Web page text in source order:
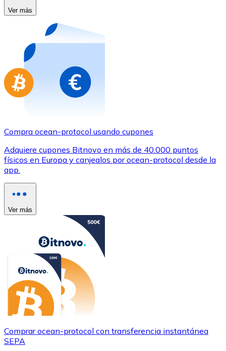
Nuevo
Compra tarjetas regalo de tus marcas favoritas con
Ir a la tienda de tarjetas regalo
Ver más
Compra ocean-protocol usando cupones
Adquiere cupones Bitnovo en más de 40.000 puntos
físicos en Europa y canjealos por ocean-protocol desde la
app.
Ver más
Comprar ocean-protocol con transferencia instantánea
SEPA